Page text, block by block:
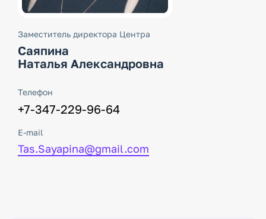
Заместитель директора Центра
Саяпина
Наталья Александровна
Телефон
+7-347-229-96-64
E-mail
Tas.Sayapina@gmail.com